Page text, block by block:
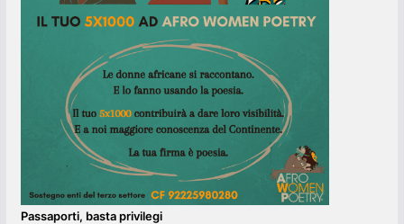
Passaporti, basta privilegi